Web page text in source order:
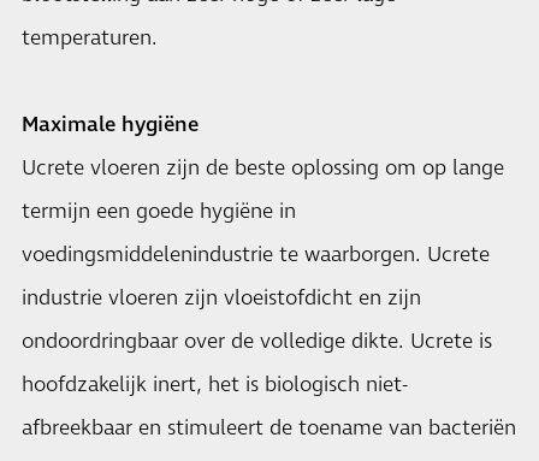
temperaturen.
Maximale hygiëne
Ucrete vloeren zijn de beste oplossing om op lange
termijn een goede hygiëne in
voedingsmiddelenindustrie te waarborgen. Ucrete
industrie vloeren zijn vloeistofdicht en zijn
ondoordringbaar over de volledige dikte. Ucrete is
hoofdzakelijk inert, het is biologisch niet-
afbreekbaar en stimuleert de toename van bacteriën